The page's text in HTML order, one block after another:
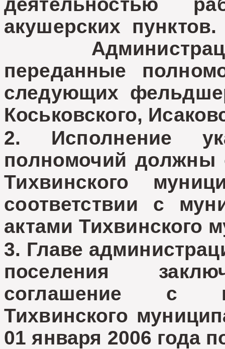
акушерских пунктов.
Администрация
переданные
следующих
Коськовского,
2. Исполнение
полномочий должны
Тихвинского
соответствии с
актами Тихвинского
3. Главе
поселения
соглашение с
Тихвинского
01 января 2006 года